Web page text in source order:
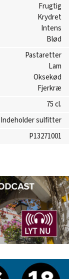
Frugtig
Krydret
Intens
Blød
Pastaretter
Lam
Oksekød
Fjerkræ
75 cl.
Indeholder sulfitter
P13271001